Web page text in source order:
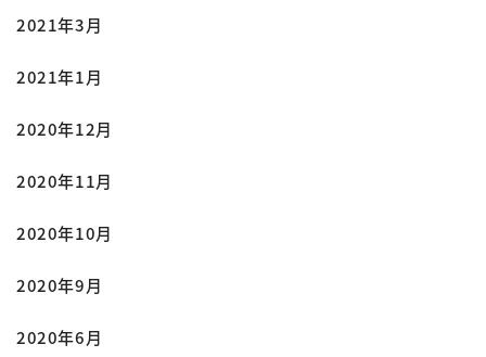
2021年3月
2021年1月
2020年12月
2020年11月
2020年10月
2020年9月
2020年6月